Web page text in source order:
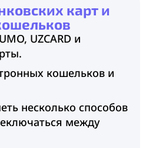
карт и
UZCARD и
кошельков и
несколько способов
между